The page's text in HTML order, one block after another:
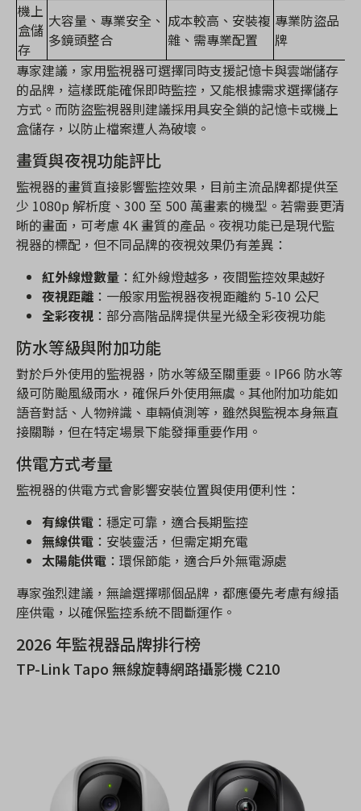
機上
盒儲
存
大容量、專業安全、
多鏡頭整合
成本較高、安裝複
雜、需專業配置
專業防盜品
牌
專家建議，家用監視器可選擇同時支援記憶卡與雲端儲存
的品牌，這樣既能確保即時監控，又能根據需求選擇儲存
方式。而防盜監視器則建議採用具安全鎖的記憶卡或機上
盒儲存，以防止檔案遭人為破壞。
畫質與夜視功能評比
監視器的畫質直接影響監控效果，目前主流品牌都提供至
少 1080p 解析度、300 至 500 萬畫素的機型。若需要更清
晰的畫面，可考慮 4K 畫質的產品。夜視功能已是現代監
視器的標配，但不同品牌的夜視效果仍有差異：
紅外線燈數量 ：紅外線燈越多，夜間監控效果越好
夜視距離 ：一般家用監視器夜視距離約 5-10 公尺
全彩夜視 ：部分高階品牌提供星光級全彩夜視功能
防水等級與附加功能
對於戶外使用的監視器，防水等級至關重要。IP66 防水等
級可防颱風級雨水，確保戶外使用無虞。其他附加功能如
語音對話、人物辨識、車輛偵測等，雖然與監視本身無直
接關聯，但在特定場景下能發揮重要作用。
供電方式考量
監視器的供電方式會影響安裝位置與使用便利性：
有線供電 ：穩定可靠，適合長期監控
無線供電 ：安裝靈活，但需定期充電
太陽能供電 ：環保節能，適合戶外無電源處
專家強烈建議，無論選擇哪個品牌，都應優先考慮有線插
座供電，以確保監控系統不間斷運作。
2026 年監視器品牌排行榜
TP-Link Tapo 無線旋轉網路攝影機 C210